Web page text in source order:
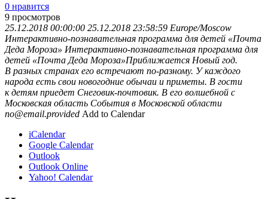
0 нравится
9 просмотров
25.12.2018 00:00:00 25.12.2018 23:58:59 Europe/Moscow
Интерактивно-познавательная программа для детей «Почта
Деда Мороза» Интерактивно-познавательная программа для
детей «Почта Деда Мороза»Приближается Новый год.
В разных странах его встречают по-разному. У каждого
народа есть свои новогодние обычаи и приметы. В гости
к детям приедет Снеговик-почтовик. В его волшебной с
Московская область События в Московской области
no@email.provided Add to Calendar
iCalendar
Google Calendar
Outlook
Outlook Online
Yahoo! Calendar